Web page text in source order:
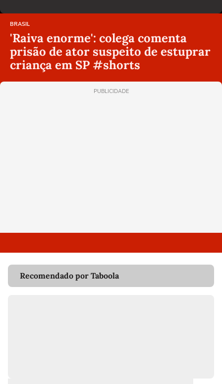
BRASIL
'Raiva enorme': colega comenta
prisão de ator suspeito de estuprar
criança em SP #shorts
PUBLICIDADE
Recomendado por Taboola